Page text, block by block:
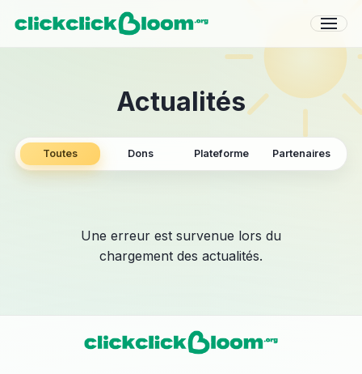
Actualités
Toutes Dons Plateforme Partenaires
Une erreur est survenue lors du
chargement des actualités.